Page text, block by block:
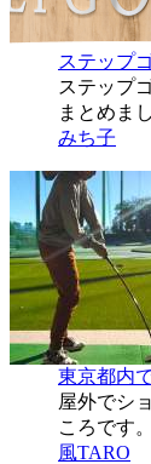
ステップ
ステップ
まとめま
みち子
東京都内
屋外でシ
ころです
風TARO